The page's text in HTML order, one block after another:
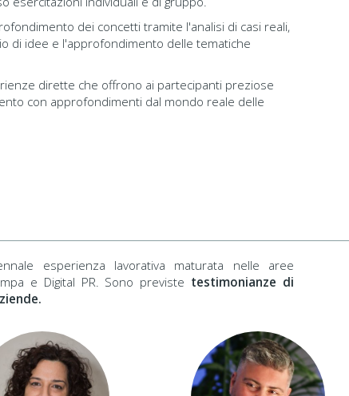
dei concetti tramite l'analisi di casi reali,
di idee e l'approfondimento delle tematiche
dirette che offrono ai partecipanti preziose
con approfondimenti dal mondo reale delle
esperienza lavorativa maturata nelle aree
e Digital PR. Sono previste testimonianze di